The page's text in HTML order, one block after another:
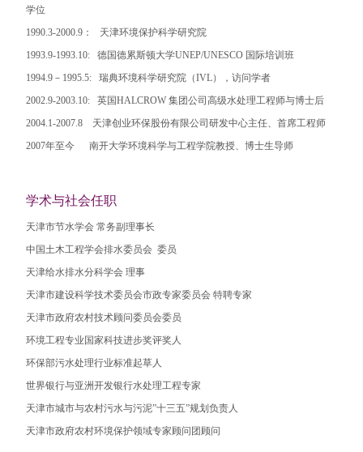
学位
1990.3-2000.9： 天津环境保护科学研究院
1993.9-1993.10: 德国德累斯顿大学UNEP/UNESCO 国际培训班
1994.9－1995.5: 瑞典环境科学研究院（IVL），访问学者
2002.9-2003.10: 英国HALCROW 集团公司高级水处理工程师与博士后
2004.1-2007.8 天津创业环保股份有限公司研发中心主任、首席工程师
2007年至今 南开大学环境科学与工程学院教授、博士生导师
学术与社会任职
天津市节水学会 常务副理事长
中国土木工程学会排水委员会 委员
天津给水排水分科学会 理事
天津市建设科学技术委员会市政专家委员会 特聘专家
天津市政府农村技术顾问委员会委员
环境工程专业国家科技进步奖评奖人
环保部污水处理行业标准起草人
世界银行与亚洲开发银行水处理工程专家
天津市城市与农村污水与污泥”十三五”规划负责人
天津市政府农村环境保护领域专家顾问团顾问